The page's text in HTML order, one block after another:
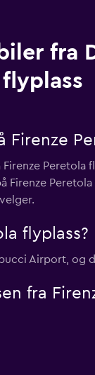
fra
Peretola
flyplass?
Airport, og
fra